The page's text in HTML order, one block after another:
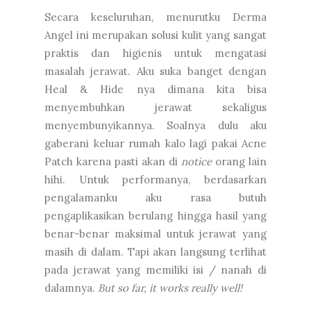
Secara keseluruhan, menurutku Derma
Angel ini merupakan solusi kulit yang sangat
praktis dan higienis untuk mengatasi
masalah jerawat. Aku suka banget dengan
Heal & Hide nya dimana kita bisa
menyembuhkan jerawat sekaligus
menyembunyikannya. Soalnya dulu aku
gaberani keluar rumah kalo lagi pakai Acne
Patch karena pasti akan di noticeorang lain
hihi. Untuk performanya, berdasarkan
pengalamanku aku rasa butuh
pengaplikasikan berulang hingga hasil yang
benar-benar maksimal untuk jerawat yang
masih di dalam. Tapi akan langsung terlihat
pada jerawat yang memiliki isi / nanah di
dalamnya. But so far, it works really well!